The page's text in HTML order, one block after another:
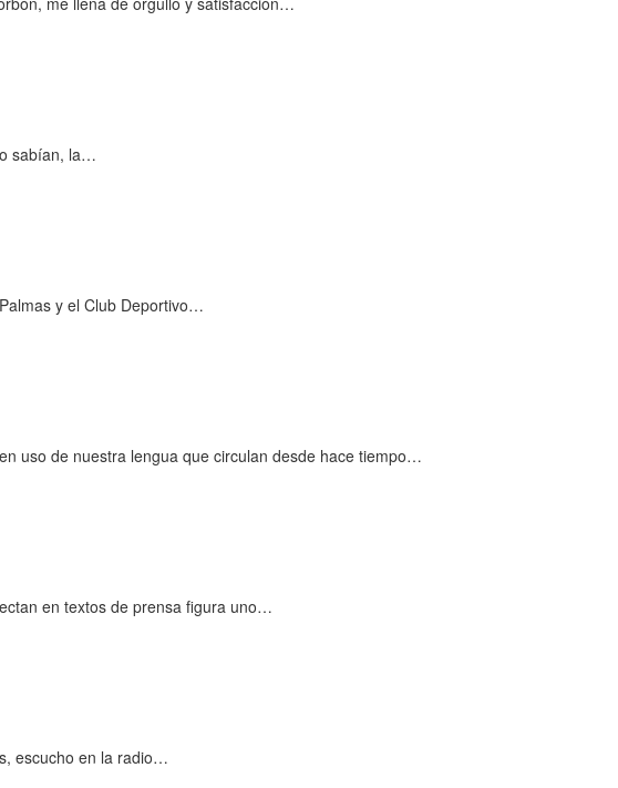
sabían, la…
y el Club Deportivo…
uso de nuestra lengua que circulan desde hace tiempo…
en textos de prensa figura uno…
escucho en la radio…